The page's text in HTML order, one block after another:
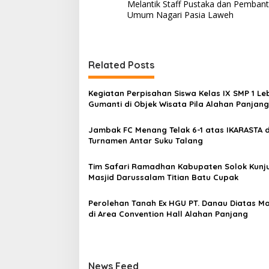
v
a
s
i
o
Melantik Staff Pustaka dan
Umum Nagari Pasia Laweh
Related Posts
Kegiatan Perpisahan Siswa Kelas IX SMP 1
Gumanti di Objek Wisata Pila Alahan Panjang
Jambak FC Menang Telak 6-1 atas IKARASTA
Turnamen Antar Suku Talang
Tim Safari Ramadhan Kabupaten Solok
Masjid Darussalam Titian Batu Cupak
Perolehan Tanah Ex HGU PT. Danau Diatas
di Area Convention Hall Alahan Panjang
News Feed